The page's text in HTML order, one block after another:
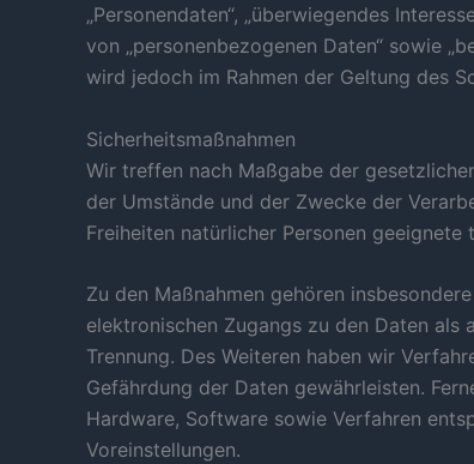
„Personendaten“, „überwiegendes
von „personenbezogenen Daten“ sowie
wird jedoch im Rahmen der Geltung des
Sicherheitsmaßnahmen
Wir treffen nach Maßgabe der
der Umstände und der Zwecke der
Freiheiten natürlicher Personen
Zu den Maßnahmen gehören
elektronischen Zugangs zu den Daten
Trennung. Des Weiteren haben wir
Gefährdung der Daten gewährleisten.
Hardware, Software sowie Verfahren
Voreinstellungen.